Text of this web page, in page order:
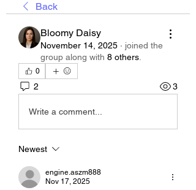
Back
Bloomy Daisy
November 14, 2025 · joined the
group along with 8 others
0
2 3
Write a comment...
Newest
engine.aszm888
Nov 17, 2025